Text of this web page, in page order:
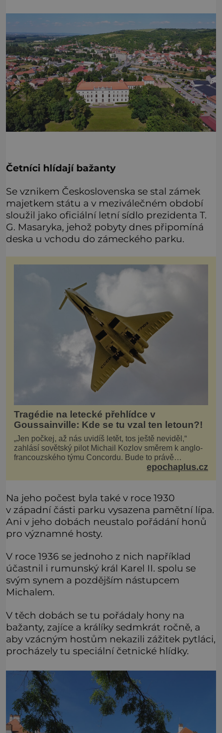
Četníci hlídají bažanty
Se vznikem Československa se stal zámek
majetkem státu a v meziválečném období
sloužil jako oficiální letní sídlo prezidenta T.
G. Masaryka, jehož pobyty dnes připomíná
deska u vchodu do zámeckého parku.
Tragédie na letecké přehlídce v
Goussainville: Kde se tu vzal ten letoun?!
„Jen počkej, až nás uvidíš letět, tos ještě neviděl,“
zahlásí sovětský pilot Michail Kozlov směrem k anglo-
francouzského týmu Concordu. Bude to právě
konkurenční boj, co bude stát za smrtí celé 6členné
epochaplus.cz
Na jeho počest byla také v roce 1930
v západní části parku vysazena pamětní lípa.
Ani v jeho dobách neustalo pořádání honů
pro významné hosty.
V roce 1936 se jednoho z nich například
účastnil i rumunský král Karel II. spolu se
svým synem a pozdějším nástupcem
Michalem.
V těch dobách se tu pořádaly hony na
bažanty, zajíce a králíky sedmkrát ročně, a
aby vzácným hostům nekazili zážitek pytláci,
procházely tu speciální četnické hlídky.